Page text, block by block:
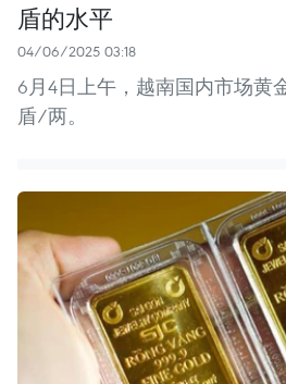
盾的水平
04/06/2025 03:18
6月4日上午，越南国内市场黄
盾/两。